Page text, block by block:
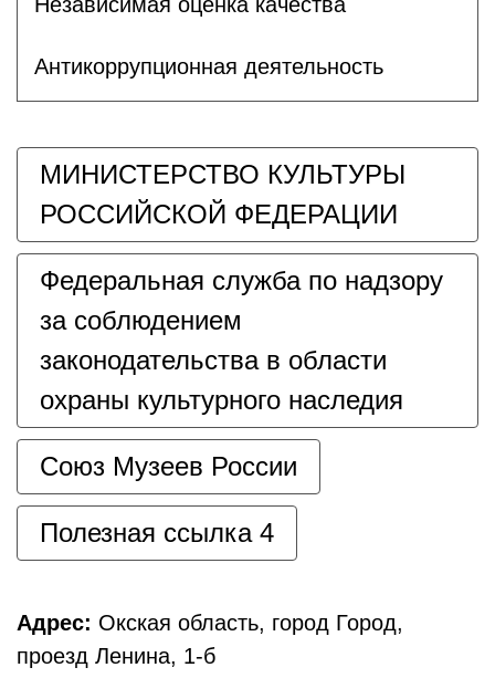
Антикоррупционная деятельность
МИНИСТЕРСТВО КУЛЬТУРЫ
РОССИЙСКОЙ ФЕДЕРАЦИИ
Федеральная служба по надзору
за соблюдением
законодательства в области
охраны культурного наследия
Союз Музеев России
Полезная ссылка 4
Адрес: Окская область, город Город,
проезд Ленина, 1-б